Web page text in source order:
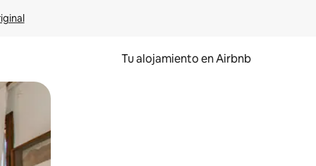
Tu alojamiento en Airbnb